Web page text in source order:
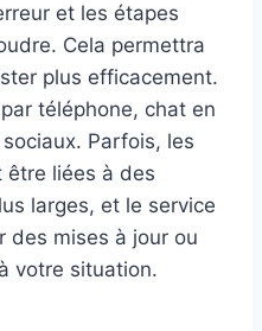
et les étapes
Cela permettra
plus efficacement.
téléphone, chat en
Parfois, les
être liées à des
larges, et le service
des mises à jour ou
votre situation.